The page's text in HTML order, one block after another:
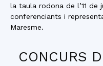
la taula rodona de l’11
conferenciants i
Maresme.
CONCURS